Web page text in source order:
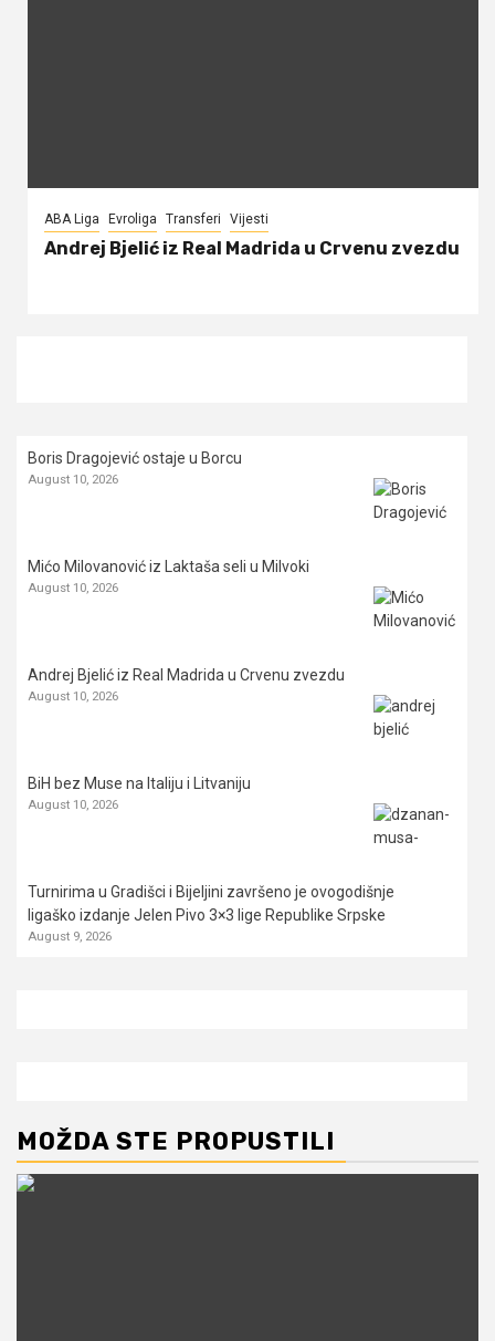
ABA Liga Evroliga Transferi Vijesti
Andrej Bjelić iz Real Madrida u Crvenu zvezdu
Boris Dragojević ostaje u Borcu
August 10, 2026
Mićo Milovanović iz Laktaša seli u Milvoki
August 10, 2026
Andrej Bjelić iz Real Madrida u Crvenu zvezdu
August 10, 2026
BiH bez Muse na Italiju i Litvaniju
August 10, 2026
Turnirima u Gradišci i Bijeljini završeno je ovogodišnje
ligaško izdanje Jelen Pivo 3×3 lige Republike Srpske
August 9, 2026
MOŽDA STE PROPUSTILI